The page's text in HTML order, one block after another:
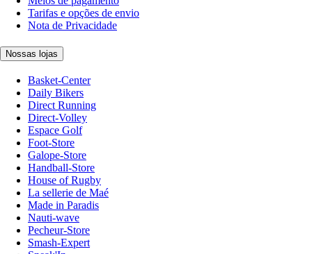
Tarifas e opções de envio
Nota de Privacidade
Nossas lojas
Basket-Center
Daily Bikers
Direct Running
Direct-Volley
Espace Golf
Foot-Store
Galope-Store
Handball-Store
House of Rugby
La sellerie de Maé
Made in Paradis
Nauti-wave
Pecheur-Store
Smash-Expert